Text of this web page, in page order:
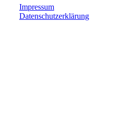
Impressum
Datenschutzerklärung